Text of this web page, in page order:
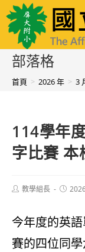
跳
轉
至
國立屏東大
部落格
首頁 > 2026 年 > 3
114學年
字比賽 本
Post教學組長
Post
今年度的英
賽的四位同